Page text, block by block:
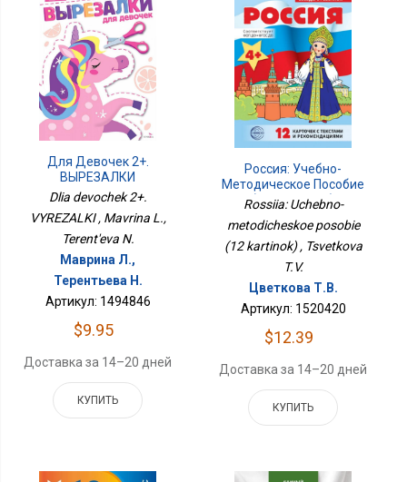
Для Девочек 2+.
ВЫРЕЗАЛКИ
Dlia devochek 2+.
VYREZALKI , Mavrina L.,
Terent'eva N.
Маврина Л.,
Терентьева Н.
Артикул: 1494846
$9.95
Доставка за 14–20 дней
КУПИТЬ
Россия: Учебно-
Методическое Пособие
(12 Картинок)
Rossiia: Uchebno-
metodicheskoe posobie
(12 kartinok) , Tsvetkova
T.V.
Цветкова Т.В.
Артикул: 1520420
$12.39
Доставка за 14–20 дней
КУПИТЬ